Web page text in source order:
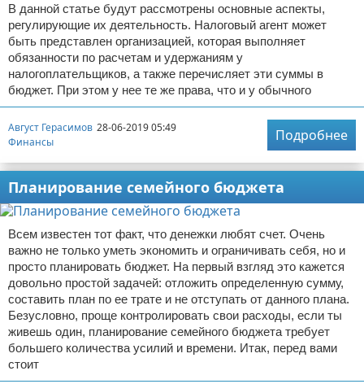
В данной статье будут рассмотрены основные аспекты,
регулирующие их деятельность. Налоговый агент может
быть представлен организацией, которая выполняет
обязанности по расчетам и удержаниям у
налогоплательщиков, а также перечисляет эти суммы в
бюджет. При этом у нее те же права, что и у обычного
Август Герасимов 28-06-2019 05:49
Финансы
Подробнее
Планирование семейного бюджета
Всем известен тот факт, что денежки любят счет. Очень
важно не только уметь экономить и ограничивать себя, но и
просто планировать бюджет. На первый взгляд это кажется
довольно простой задачей: отложить определенную сумму,
составить план по ее трате и не отступать от данного плана.
Безусловно, проще контролировать свои расходы, если ты
живешь один, планирование семейного бюджета требует
большего количества усилий и времени. Итак, перед вами
стоит